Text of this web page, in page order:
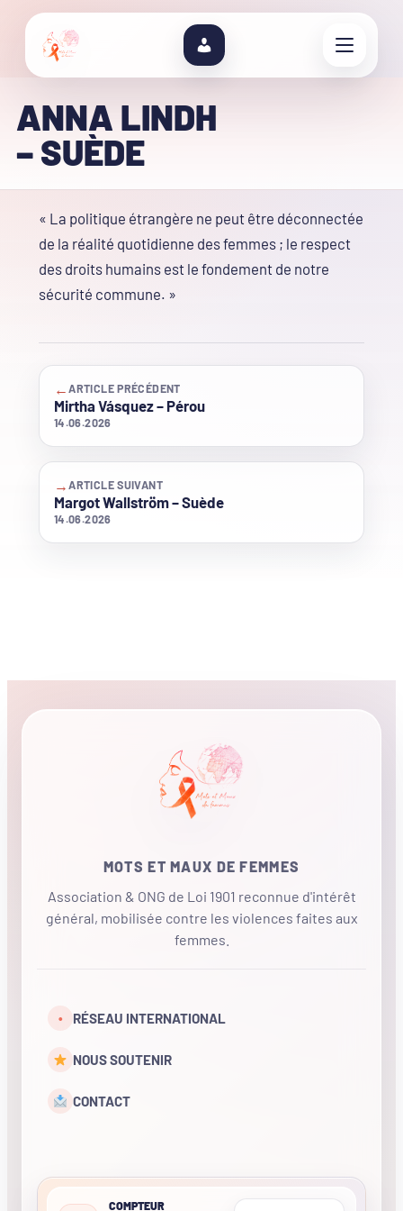
ANNA LINDH
– SUÈDE
« La politique étrangère ne peut être déconnectée
de la réalité quotidienne des femmes ; le respect
des droits humains est le fondement de notre
sécurité commune. »
←ARTICLE PRÉCÉDENT
Mirtha Vásquez – Pérou
14.06.2026
→ARTICLE SUIVANT
Margot Wallström – Suède
14.06.2026
MOTS ET MAUX DE FEMMES
Association & ONG de Loi 1901 reconnue d'intérêt
général, mobilisée contre les violences faites aux
femmes.
• RÉSEAU INTERNATIONAL
NOUS SOUTENIR
CONTACT
COMPTEUR